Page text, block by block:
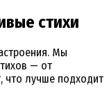
стихи
Мы
— от
что лучше подходит